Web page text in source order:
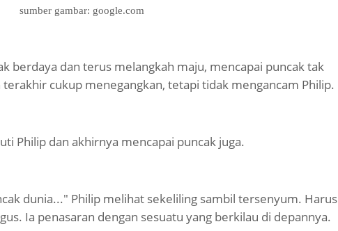
sumber gambar: google.com
berdaya dan terus melangkah maju, mencapai puncak tak
cukup menegangkan, tetapi tidak mengancam Philip.
Philip dan akhirnya mencapai puncak juga.
dunia..." Philip melihat sekeliling sambil tersenyum. Harus
Ia penasaran dengan sesuatu yang berkilau di depannya.